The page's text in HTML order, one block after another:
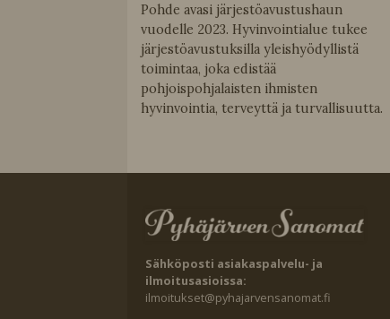
Pohde avasi järjestöavustushaun
vuodelle 2023. Hyvinvointialue tukee
järjestöavustuksilla yleishyödyllistä
toimintaa, joka edistää
pohjoispohjalaisten ihmisten
hyvinvointia, terveyttä ja turvallisuutta.
Sähköposti asiakaspalvelu- ja
ilmoitusasioissa:
ilmoitukset@pyhajarvensanomat.fi